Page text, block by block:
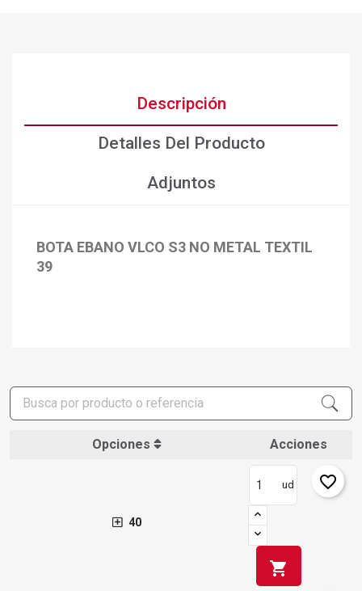
Descripción
Detalles Del Producto
Adjuntos
BOTA EBANO VLCO S3 NO METAL TEXTIL
39
Opciones Acciones
40
ud
shopping_cart
favorite_border